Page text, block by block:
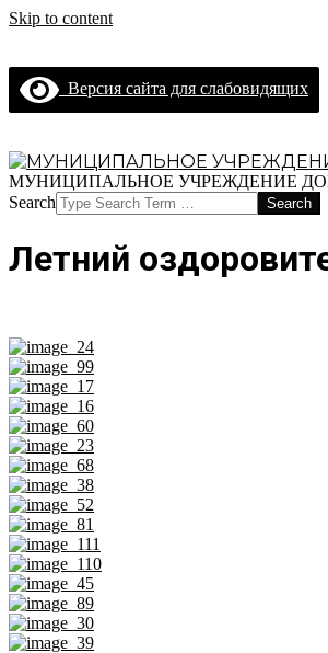
Skip to content
Версия сайта для слабовидящих
МУНИЦИПАЛЬНОЕ
УЧРЕЖДЕНИЕ
ОБРАЗОВАНИЯ
"СПОРТИВНАЯ
№
10"
ГОРОДА
ЯРОСЛАВЛЯ
МУНИЦИПАЛЬНОЕ УЧРЕЖДЕНИЕ
Search
Летний